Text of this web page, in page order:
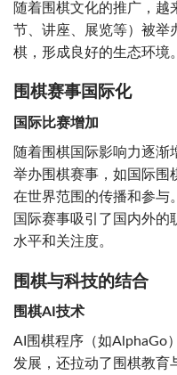
随着围棋文化的推广，越
节、讲座、展览等）被举
棋，形成良好的生态环境。
围棋赛事国际化
国际比赛增加
随着围棋国际影响力逐渐
举办围棋赛事，如国际围
在世界范围的传播和参与。
国际赛事吸引了国内外
水平和关注度。
围棋与科技的结合
围棋AI技术
AI围棋程序（如AlphaGo
发展，还拉动了围棋教育